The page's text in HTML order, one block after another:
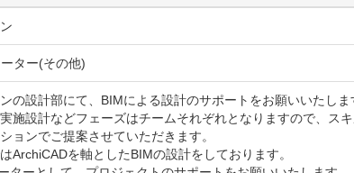
ター(その他)
の設計部にて、BIMによる設計のサポートをお願いいたしま
施設計などフェーズはチームそれぞれとなりますので、スキ
ョンでご提案させていただきます。
ArchiCADを軸としたBIMの設計をしております。